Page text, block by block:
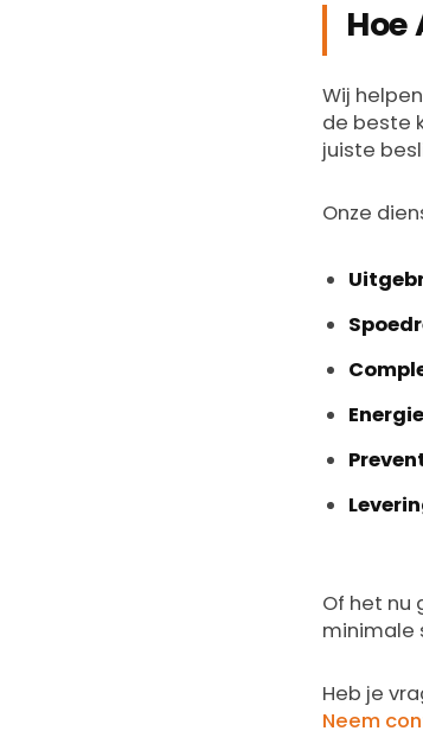
Wij
de beste
juiste
Onze
Of het nu
minimale
Heb je
Neem